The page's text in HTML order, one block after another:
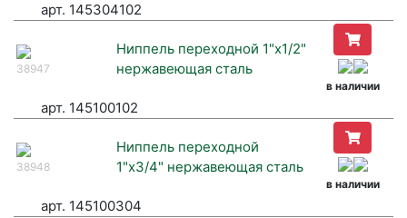
арт. 145304102
38947
Ниппель переходной 1"х1/2"
нержавеющая сталь
в наличии
арт. 145100102
38948
Ниппель переходной
1"х3/4" нержавеющая сталь
в наличии
арт. 145100304